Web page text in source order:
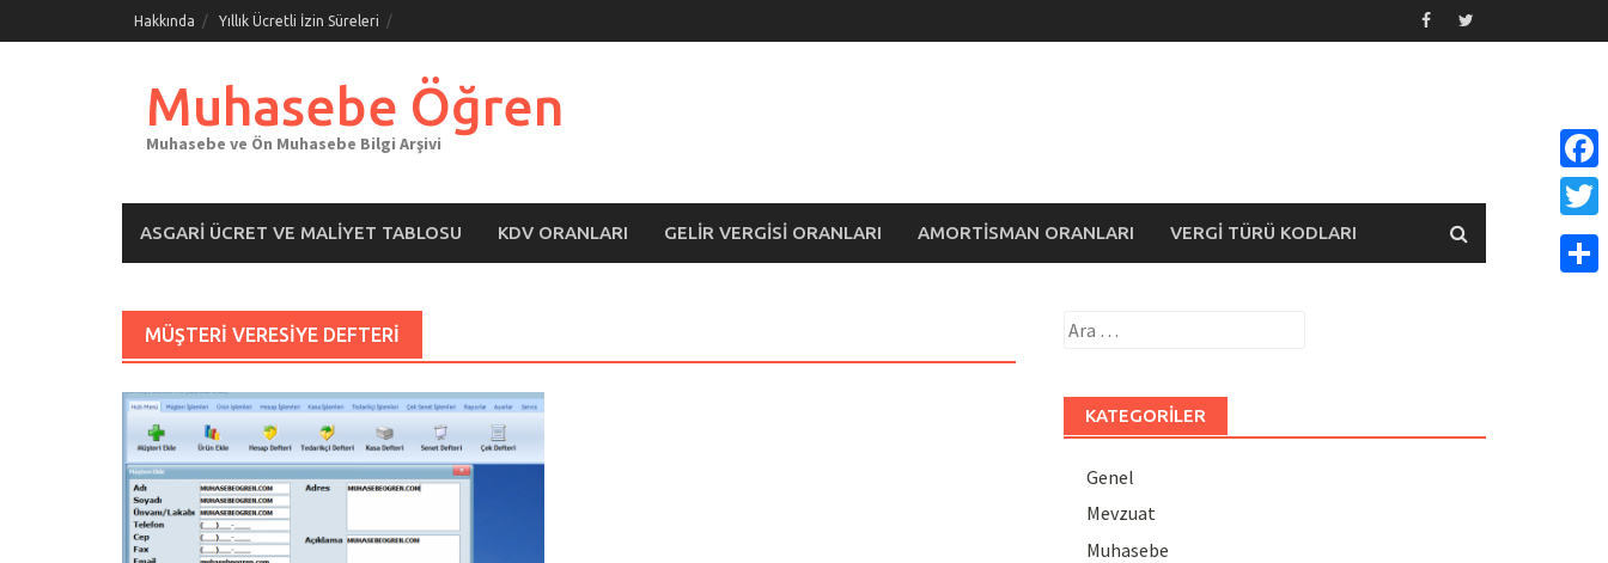
to
Hakkında Yıllık Ücretli İzin Süreleri
Muhasebe Öğren
Muhasebe ve Ön Muhasebe Bilgi Arşivi
ASGARI ÜCRET VE MALIYET TABLOSU KDV ORANLARI GELIR VERGISI ORANLARI AMORTISMAN ORANLARI VERGI TÜRÜ KODLARI
MÜŞTERI VERESIYE DEFTERI Arama:
KATEGORILER
Genel
Mevzuat
Muhasebe